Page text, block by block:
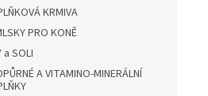
KRMIVA
PRO KONĚ
a SOLI
A VITAMINO-MINERÁLNÍ